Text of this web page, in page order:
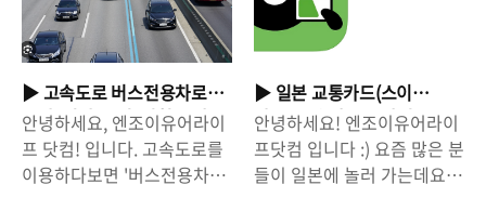
▶ 고속도로 버스전용차로
구간, 시간/요일, 범칙금 안
내
안녕하세요, 엔조이유어라이
프 닷컴! 입니다. 고속도로를
이용하다보면 '버스전용차
▶ 일본 교통카드(스이
카/Suica) 만드는 방법 - 모
바일/스마트폰 카드
안녕하세요! 엔조이유어라이
프닷컴 입니다 :) 요즘 많은 분
들이 일본에 놀러 가는데요,